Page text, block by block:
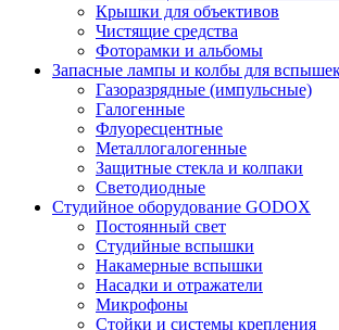
Крышки для объективов
Чистящие средства
Фоторамки и альбомы
Запасные лампы и колбы для
Газоразрядные (импульсные)
Галогенные
Флуоресцентные
Металлогалогенные
Защитные стекла и колпаки
Светодиодные
Студийное оборудование GODOX
Постоянный свет
Студийные вспышки
Накамерные вспышки
Насадки и отражатели
Микрофоны
Стойки и системы крепления